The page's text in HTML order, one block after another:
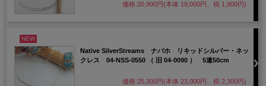
価格:20,900円(本体 19,000円、税 1,900円)
NEW
Native SilverStreams ナバホ リキッドシルバー・ネッ
クレス 04-NSS-0550 （ 旧 04-0090 ） 5連50cm
価格:25,300円(本体 23,000円、税 2,300円)